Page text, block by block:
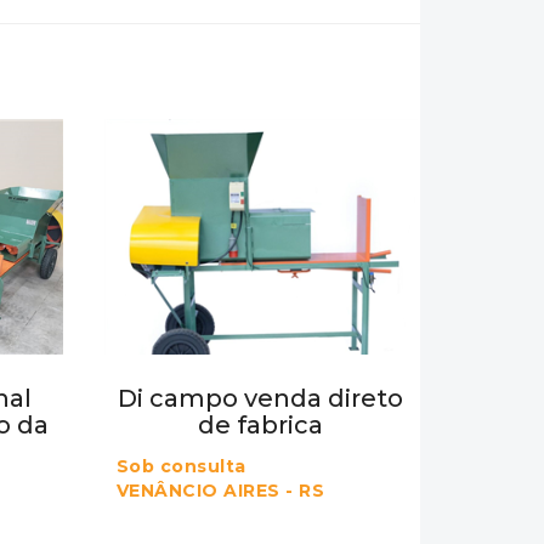
da
Di campo venda direto
de fabrica
Sob consulta
VENÂNCIO AIRES - RS